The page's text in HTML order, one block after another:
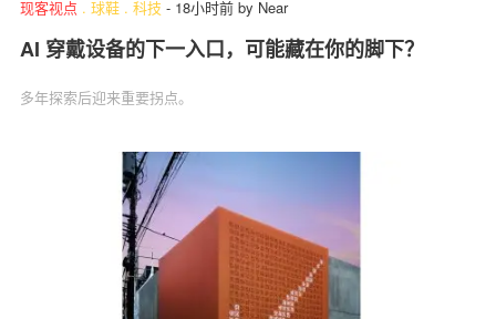
现客视点 . 球鞋 . 科技 - 18小时前 by Near
AI 穿戴设备的下一入口，可能藏在你的脚下？
多年探索后迎来重要拐点。